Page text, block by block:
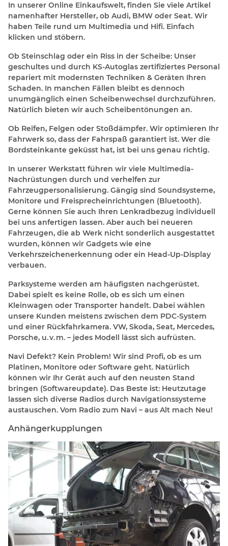
In unserer Online Einkaufswelt, finden Sie viele Artikel
namenhafter Hersteller, ob Audi, BMW oder Seat. Wir
haben Teile rund um Multimedia und Hifi. Einfach
klicken und stöbern.
Ob Steinschlag oder ein Riss in der Scheibe: Unser
geschultes und durch KS-Autoglas zertifiziertes Personal
repariert mit modernsten Techniken & Geräten Ihren
Schaden. In manchen Fällen bleibt es dennoch
unumgänglich einen Scheibenwechsel durchzuführen.
Natürlich bieten wir auch Scheibentönungen an.
Ob Reifen, Felgen oder Stoßdämpfer. Wir optimieren Ihr
Fahrwerk so, dass der Fahrspaß garantiert ist. Wer die
Bordsteinkante geküsst hat, ist bei uns genau richtig.
In unserer Werkstatt führen wir viele Multimedia-
Nachrüstungen durch und verhelfen zur
Fahrzeugpersonalisierung. Gängig sind Soundsysteme,
Monitore und Freisprecheinrichtungen (Bluetooth).
Gerne können Sie auch Ihren Lenkradbezug individuell
bei uns anfertigen lassen. Aber auch bei neueren
Fahrzeugen, die ab Werk nicht sonderlich ausgestattet
wurden, können wir Gadgets wie eine
Verkehrszeichenerkennung oder ein Head-Up-Display
verbauen.
Parksysteme werden am häufigsten nachgerüstet.
Dabei spielt es keine Rolle, ob es sich um einen
Kleinwagen oder Transporter handelt. Dabei wählen
unsere Kunden meistens zwischen dem PDC-System
und einer Rückfahrkamera. VW, Skoda, Seat, Mercedes,
Porsche, u. v. m. – jedes Modell lässt sich aufrüsten.
Navi Defekt? Kein Problem! Wir sind Profi, ob es um
Platinen, Monitore oder Software geht. Natürlich
können wir Ihr Gerät auch auf den neusten Stand
bringen (Softwareupdate). Das Beste ist: Heutzutage
lassen sich diverse Radios durch Navigationssysteme
austauschen. Vom Radio zum Navi – aus Alt mach Neu!
Anhängerkupplungen